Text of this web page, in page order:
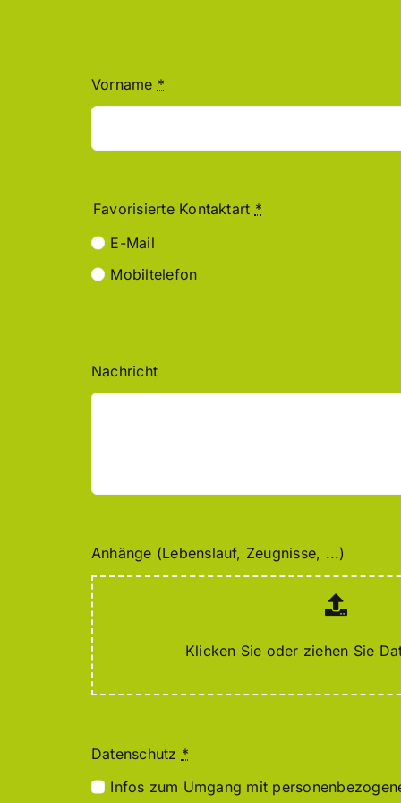
Vorname *
Favorisierte Kontaktart *
E-Mail
Mobiltelefon
Nachricht
Anhänge (Lebenslauf, Zeugnisse, ...)
Klicken Sie oder ziehen Sie
Datenschutz *
Infos zum Umgang mit